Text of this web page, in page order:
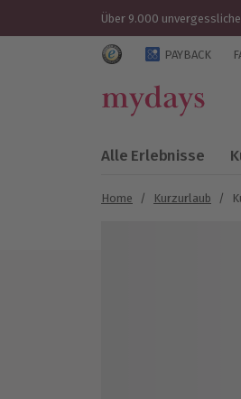
Über 9.000
TrustedshopsPAYBACK
Alle Erlebnisse
Home / Kurzurlaub /